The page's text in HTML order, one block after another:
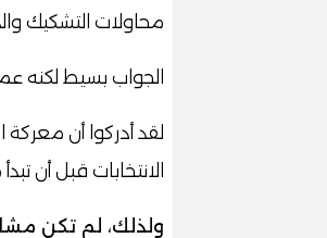
محاولات التشكيك
الجواب بسيط لكنه
لقد أدركوا أن
الانتخابات قبل أن
ولذلك، لم تكن